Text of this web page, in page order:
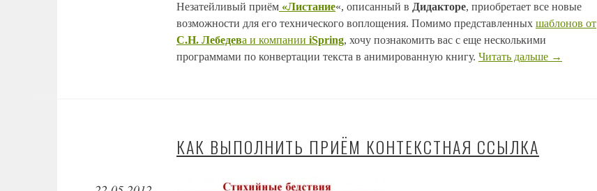
Незатейливый приём «Листание«, описанный в Дидакторе, приобретает все новые
возможности для его технического воплощения. Помимо представленных шаблонов от
С.Н. Лебедева и компании iSpring, хочу познакомить вас с еще несколькими
программами по конвертации текста в анимированную книгу. Читать дальше →
КАК ВЫПОЛНИТЬ ПРИЁМ КОНТЕКСТНАЯ ССЫЛКА